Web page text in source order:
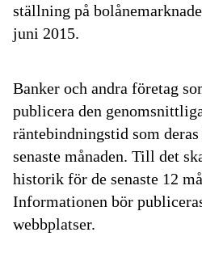
ställning på
juni 2015.
Banker och andra företag
publicera den
räntebindningstid som
senaste månaden. Till det
historik för de senaste 12
Informationen bör
webbplatser.